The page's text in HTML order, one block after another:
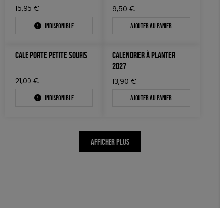
15,95 €
Indisponible
9,50 €
Ajouter au panier
CALE PORTE PETITE SOURIS
21,00 €
Indisponible
CALENDRIER À PLANTER
2027
13,90 €
Ajouter au panier
AFFICHER PLUS